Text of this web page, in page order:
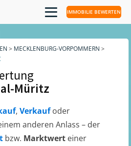
IMMOBILIE BEWERTEN
> MECKLENBURG-VORPOMMERN >
Müritz
, Verkaufoder
anderen Anlass – der
bzw. Marktwert einer